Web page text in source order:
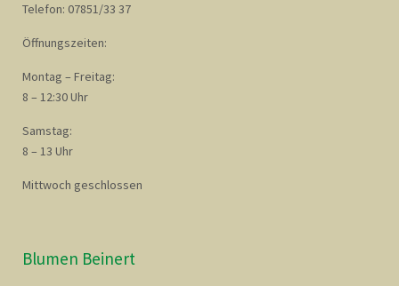
Telefon: 07851/33 37
Öffnungszeiten:
Montag – Freitag:
8 – 12:30 Uhr
Samstag:
8 – 13 Uhr
Mittwoch geschlossen
Blumen Beinert